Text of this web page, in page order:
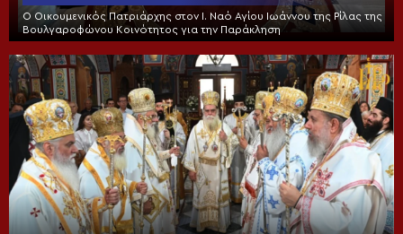
Ο Οικουμενικός Πατριάρχης στον I. Ναό Αγίου Ιωάννου της Ρίλας της
Βουλγαροφώνου Κοινότητος για την Παράκληση